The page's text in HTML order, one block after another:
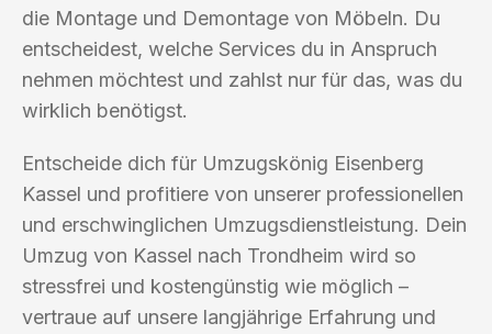
die Montage und Demontage von Möbeln. Du
entscheidest, welche Services du in Anspruch
nehmen möchtest und zahlst nur für das, was du
wirklich benötigst.
Entscheide dich für Umzugskönig Eisenberg
Kassel und profitiere von unserer professionellen
und erschwinglichen Umzugsdienstleistung. Dein
Umzug von Kassel nach Trondheim wird so
stressfrei und kostengünstig wie möglich –
vertraue auf unsere langjährige Erfahrung und